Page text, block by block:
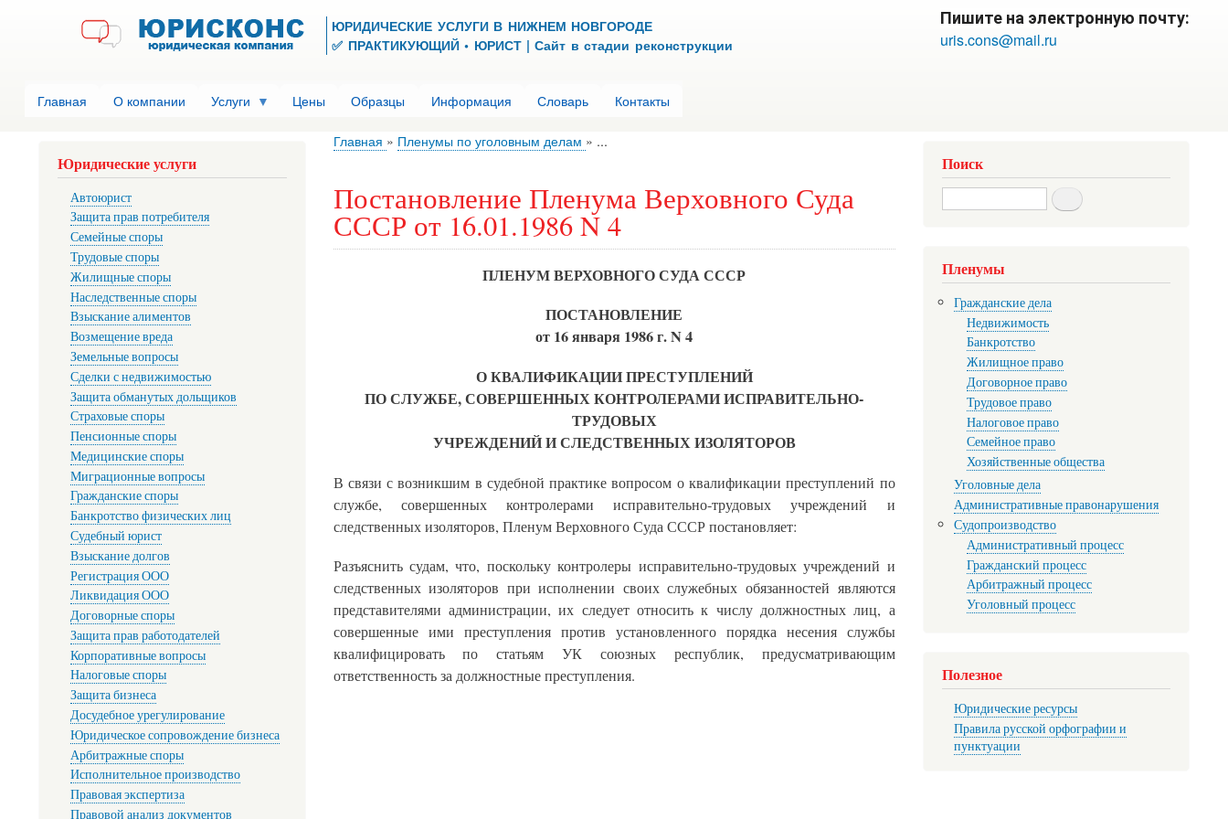
к
основному
ЮРИДИЧЕСКИЕ УСЛУГИ В НИЖНЕМ НОВГОРОДЕ
✅ ПРАКТИКУЮЩИЙ • ЮРИСТ | Сайт в стадии реконструкции
Пишите на электронную почту:
uris.cons@mail.ru
Главная О компании Услуги Цены Образцы Информация Словарь Контакты
Главная Пленумы по уголовным делам ...
Постановление Пленума Верховного Суда
СССР от 16.01.1986 N 4
ПЛЕНУМ ВЕРХОВНОГО СУДА СССР
ПОСТАНОВЛЕНИЕ
от 16 января 1986 г. N 4
О КВАЛИФИКАЦИИ ПРЕСТУПЛЕНИЙ
ПО СЛУЖБЕ, СОВЕРШЕННЫХ КОНТРОЛЕРАМИ ИСПРАВИТЕЛЬНО-
ТРУДОВЫХ
УЧРЕЖДЕНИЙ И СЛЕДСТВЕННЫХ ИЗОЛЯТОРОВ
В связи с возникшим в судебной практике вопросом о квалификации преступлений по
службе, совершенных контролерами исправительно-трудовых учреждений и
следственных изоляторов, Пленум Верховного Суда СССР постановляет:
Разъяснить судам, что, поскольку контролеры исправительно-трудовых учреждений и
следственных изоляторов при исполнении своих служебных обязанностей являются
представителями администрации, их следует относить к числу должностных лиц, а
совершенные ими преступления против установленного порядка несения службы
квалифицировать по статьям УК союзных республик, предусматривающим
ответственность за должностные преступления.
Юридические услуги
Автоюрист
Защита прав потребителя
Семейные споры
Трудовые споры
Жилищные споры
Наследственные споры
Взыскание алиментов
Возмещение вреда
Земельные вопросы
Сделки с недвижимостью
Защита обманутых дольщиков
Страховые споры
Пенсионные споры
Медицинские споры
Миграционные вопросы
Гражданские споры
Банкротство физических лиц
Судебный юрист
Взыскание долгов
Регистрация ООО
Ликвидация ООО
Договорные споры
Защита прав работодателей
Корпоративные вопросы
Налоговые споры
Защита бизнеса
Досудебное урегулирование
Юридическое сопровождение бизнеса
Арбитражные споры
Исполнительное производство
Правовая экспертиза
Правовой анализ документов
Поиск
Search
Пленумы
Гражданские дела
Недвижимость
Банкротство
Жилищное право
Договорное право
Трудовое право
Налоговое право
Семейное право
Хозяйственные общества
Уголовные дела
Административные правонарушения
Судопроизводство
Административный процесс
Гражданский процесс
Арбитражный процесс
Уголовный процесс
Полезное
Юридические ресурсы
Правила русской орфографии и
пунктуации